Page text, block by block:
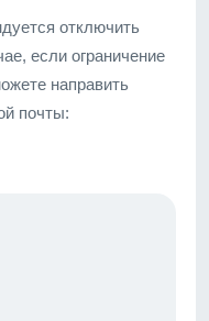
отключить
если ограничение
направить
почты: